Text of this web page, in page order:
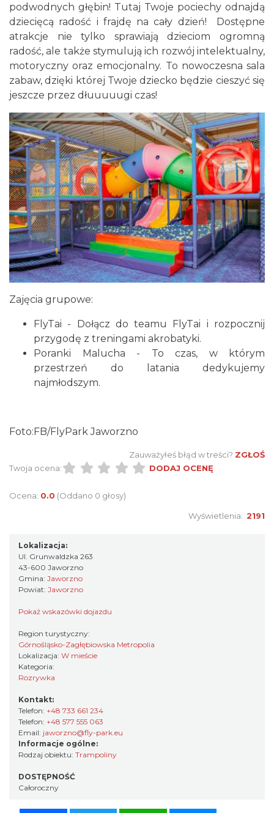
podwodnych głębin! Tutaj Twoje pociechy odnajdą
dziecięcą radość i frajdę na cały dzień! Dostępne
atrakcje nie tylko sprawiają dzieciom ogromną
radość, ale także stymulują ich rozwój intelektualny,
motoryczny oraz emocjonalny. To nowoczesna sala
zabaw, dzięki której Twoje dziecko będzie cieszyć się
jeszcze przez dłuuuuugi czas!
Zajęcia grupowe:
FlyTai - Dołącz do teamu FlyTai i rozpocznij
przygodę z treningami akrobatyki.
Poranki Malucha - To czas, w którym
przestrzeń do latania dedykujemy
najmłodszym.
Foto:FB/FlyPark Jaworzno
Zauważyłeś błąd w treści? ZGŁOŚ
Twoja ocena:
DODAJ OCENĘ
Ocena: 0.0 (Oddano 0 głosy)
Wyświetlenia: 2191
Lokalizacja:
Ul. Grunwaldzka 263
43-600 Jaworzno
Gmina: Jaworzno
Powiat: Jaworzno
Pokaż wskazówki dojazdu
Region turystyczny:
Górnośląsko-Zagłębiowska Metropolia
Lokalizacja: W mieście
Kategoria:
Rozrywka
Kontakt:
Telefon: +48 733 661 234
Telefon: +48 577 555 063
Email: jaworzno@fly-park.eu
Informacje ogólne:
Rodzaj obiektu: Trampoliny
DOSTĘPNOŚĆ
Całoroczny